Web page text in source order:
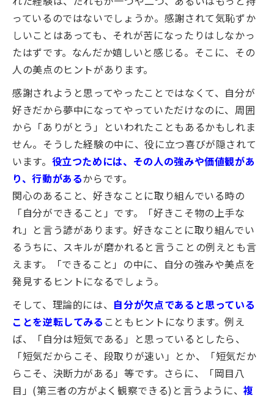
っているのではないでしょうか。感謝されて気恥ずか
しいことはあっても、それが苦になったりはしなかっ
たはずです。なんだか嬉しいと感じる。そこに、その
人の美点のヒントがあります。
感謝されようと思ってやったことではなくて、自分が
好きだから夢中になってやっていただけなのに、周囲
から「ありがとう」といわれたこともあるかもしれま
せん。そうした経験の中に、役に立つ喜びが隠されて
います。 役立つためには、その人の強みや価値観があ
り、行動があるからです。
関心のあること、好きなことに取り組んでいる時の
「自分ができること」です。「好きこそ物の上手な
れ」と言う諺があります。好きなことに取り組んでい
るうちに、スキルが磨かれると言うことの例えとも言
えます。「できること」の中に、自分の強みや美点を
発見するヒントになるでしょう。
そして、理論的には、 自分が欠点であると思っている
ことを逆転してみる こともヒントになります。例え
ば、「自分は短気である」と思っているとしたら、
「短気だからこそ、段取りが速い」とか、「短気だか
らこそ、決断力がある」等です。さらに、「岡目八
目」(第三者の方がよく観察できる)と言うように、複